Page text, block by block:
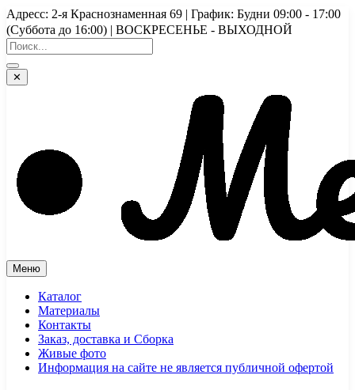
Перейти
к
содержимому
Адресс: 2-я Краснознаменная 69 | График: Будни 09:00 - 17:00
(Суббота до 16:00) | ВОСКРЕСЕНЬЕ - ВЫХОДНОЙ
✕
Меню
Каталог
Материалы
Контакты
Заказ, доставка и Сборка
Живые фото
Информация на сайте не является публичной офертой